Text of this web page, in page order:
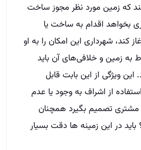
که زمین مورد نظر مجوز ساخت
بخواهد اقدام به ساخت یا
کند، شهرداری این امکان را به او
به زمین و خلافی‌های آن باید
این ویژگی از این بابت قابل
از اشراف به وجود یا عدم
تصمیم بگیرد همچنان
در این زمینه ها دقت بسیار